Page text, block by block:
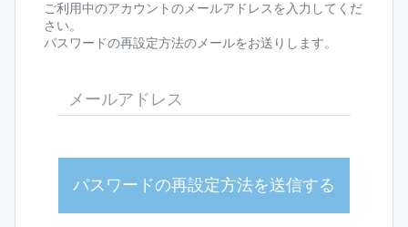
ご利用中のアカウントのメールアドレスを入力してくだ
さい。
パスワードの再設定方法のメールをお送りします。
パスワードの再設定方法を送信する